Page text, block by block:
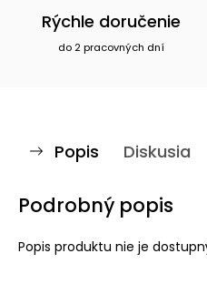
Rýchle doručenie
do 2 pracovných dní
Popis Diskusia
Podrobný popis
Popis produktu nie je